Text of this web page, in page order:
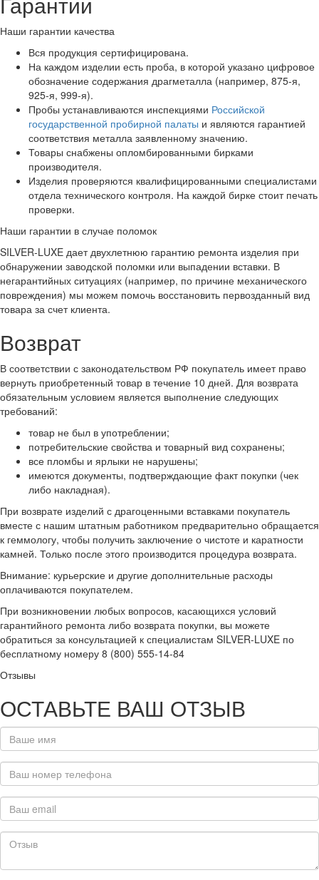
Наши гарантии качества
Вся продукция сертифицирована.
На каждом изделии есть проба, в которой указано цифровое
обозначение содержания драгметалла (например, 875-я,
925-я, 999-я).
Пробы устанавливаются инспекциями Российской
государственной пробирной палаты и являются гарантией
соответствия металла заявленному значению.
Товары снабжены опломбированными бирками
производителя.
Изделия проверяются квалифицированными специалистами
отдела технического контроля. На каждой бирке стоит печать
проверки.
Наши гарантии в случае поломок
SILVER-LUXE дает двухлетнюю гарантию ремонта изделия при
обнаружении заводской поломки или выпадении вставки. В
негарантийных ситуациях (например, по причине механического
повреждения) мы можем помочь восстановить первозданный вид
товара за счет клиента.
Возврат
В соответствии с законодательством РФ покупатель имеет право
вернуть приобретенный товар в течение 10 дней. Для возврата
обязательным условием является выполнение следующих
требований:
товар не был в употреблении;
потребительские свойства и товарный вид сохранены;
все пломбы и ярлыки не нарушены;
имеются документы, подтверждающие факт покупки (чек
либо накладная).
При возврате изделий с драгоценными вставками покупатель
вместе с нашим штатным работником предварительно обращается
к геммологу, чтобы получить заключение о чистоте и каратности
камней. Только после этого производится процедура возврата.
Внимание: курьерские и другие дополнительные расходы
оплачиваются покупателем.
При возникновении любых вопросов, касающихся условий
гарантийного ремонта либо возврата покупки, вы можете
обратиться за консультацией к специалистам SILVER-LUXE по
бесплатному номеру 8 (800) 555-14-84
Отзывы
ОСТАВЬТЕ ВАШ ОТЗЫВ